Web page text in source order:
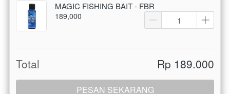
MAGIC FISHING BAIT - FBR
189,000
Total Rp 189.000
`PESAN SEKARANG